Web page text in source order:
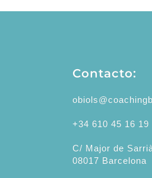
Contacto:
+34 610 45 16 19
C/ Major de
08017 Barcelona